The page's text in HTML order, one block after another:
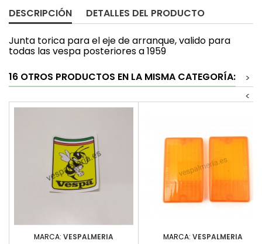
DESCRIPCIÓN DETALLES DEL PRODUCTO
Junta torica para el eje de arranque, valido para
todas las vespa posteriores a 1959
16 OTROS PRODUCTOS EN LA MISMA CATEGORÍA:
>
<
MARCA: VESPALMERIA MARCA: VESPALMERIA